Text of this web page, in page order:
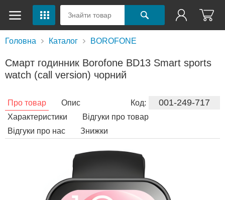
Головна Каталог BOROFONE
Смарт годинник Borofone BD13 Smart sports
watch (call version) чорний
Код: 001-249-717
Про товар
Опис
Характеристики
Відгуки про товар
Відгуки про нас
Знижки